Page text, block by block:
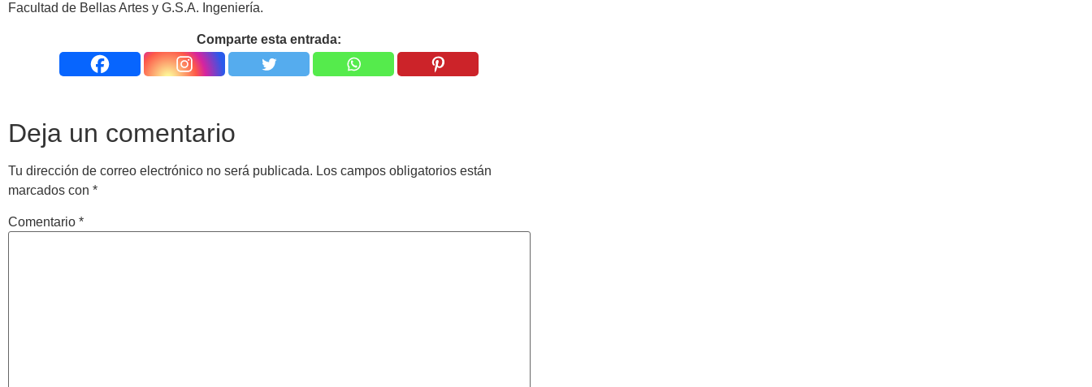
Facultad de Bellas Artes y G.S.A. Ingeniería.
Comparte esta entrada:
Deja un comentario
Tu dirección de correo electrónico no será publicada. Los campos obligatorios están
marcados con *
Comentario *